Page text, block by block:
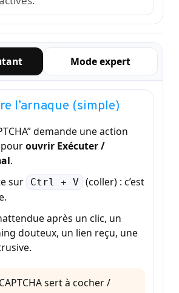
Mode expert
l’arnaque (simple)
demande une action
ouvrir Exécuter /
.
sur
Ctrl + V
(coller) : c’est
après un clic, un
douteux, un lien reçu, une
sert à cocher /